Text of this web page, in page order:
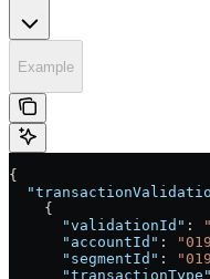
Example
{
    {
      "validationId"
:
      "accountId"
:
      "segmentId"
:
      "transactionType"